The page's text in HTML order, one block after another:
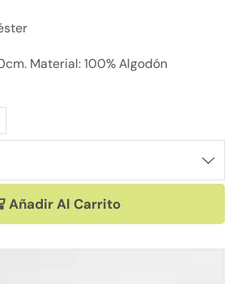
Material: 100% Algodón
Añadir Al Carrito